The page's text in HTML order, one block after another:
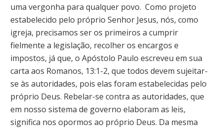
uma vergonha para qualquer povo. Como projeto
estabelecido pelo próprio Senhor Jesus, nós, como
igreja, precisamos ser os primeiros a cumprir
fielmente a legislação, recolher os encargos e
impostos, já que, o Apóstolo Paulo escreveu em sua
carta aos Romanos, 13:1-2, que todos devem sujeitar-
se às autoridades, pois elas foram estabelecidas pelo
próprio Deus. Rebelar-se contra as autoridades, que
em nosso sistema de governo elaboram as leis,
significa nos opormos ao próprio Deus. Da mesma